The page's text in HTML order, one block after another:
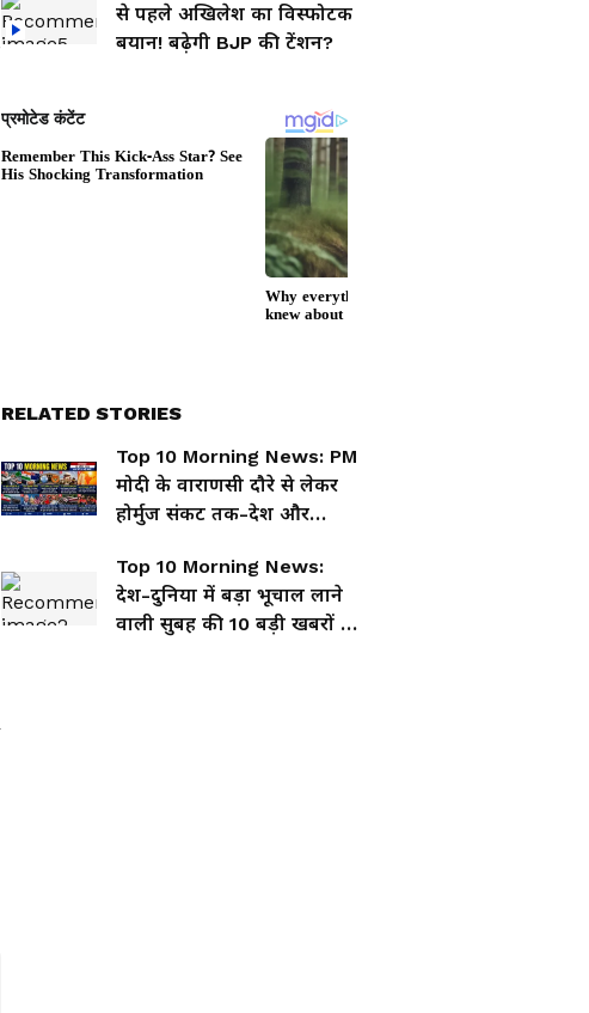
से पहले अखिलेश का विस्फोटक
बयान! बढ़ेगी BJP की टेंशन?
RELATED STORIES
Top 10 Morning News: PM
मोदी के वाराणसी दौरे से लेकर
होर्मुज संकट तक-देश और
Top 10 Morning News:
देश-दुनिया में बड़ा भूचाल लाने
वाली सुबह की 10 बड़ी खबरों के